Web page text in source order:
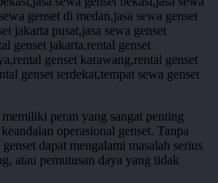
peran yang sangat penting
operasional genset. Tanpa
dapat mengalami masalah serius
atau pemutusan daya yang tidak